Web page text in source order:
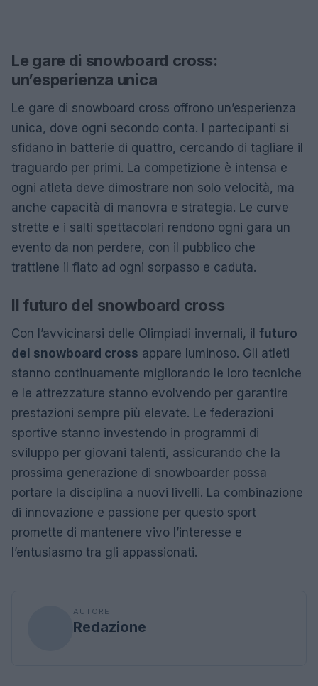
Le gare di snowboard cross:
un’esperienza unica
Le gare di snowboard cross offrono un’esperienza
unica, dove ogni secondo conta. I partecipanti si
sfidano in batterie di quattro, cercando di tagliare il
traguardo per primi. La competizione è intensa e
ogni atleta deve dimostrare non solo velocità, ma
anche capacità di manovra e strategia. Le curve
strette e i salti spettacolari rendono ogni gara un
evento da non perdere, con il pubblico che
trattiene il fiato ad ogni sorpasso e caduta.
Il futuro del snowboard cross
Con l’avvicinarsi delle Olimpiadi invernali, il futuro
del snowboard cross appare luminoso. Gli atleti
stanno continuamente migliorando le loro tecniche
e le attrezzature stanno evolvendo per garantire
prestazioni sempre più elevate. Le federazioni
sportive stanno investendo in programmi di
sviluppo per giovani talenti, assicurando che la
prossima generazione di snowboarder possa
portare la disciplina a nuovi livelli. La combinazione
di innovazione e passione per questo sport
promette di mantenere vivo l’interesse e
l’entusiasmo tra gli appassionati.
AUTORE
Redazione